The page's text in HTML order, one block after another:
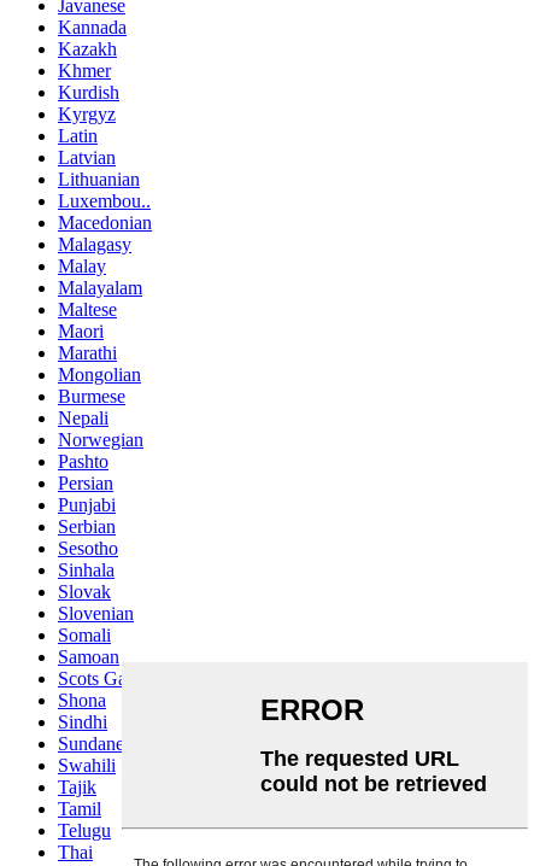
Javanese
Kannada
Kazakh
Khmer
Kurdish
Kyrgyz
Latin
Latvian
Lithuanian
Luxembou..
Macedonian
Malagasy
Malay
Malayalam
Maltese
Maori
Marathi
Mongolian
Burmese
Nepali
Norwegian
Pashto
Persian
Punjabi
Serbian
Sesotho
Sinhala
Slovak
Slovenian
Somali
Samoan
Scots Gaelic
Shona
Sindhi
Sundanese
Swahili
Tajik
Tamil
Telugu
Thai